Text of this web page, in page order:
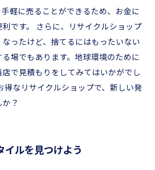
軽に売ることができるため、お金に
です。 さらに、リサイクルショップ
ったけど、捨てるにはもったいない
場でもあります。地球環境のために
で見積もりをしてみてはいかがでし
得なリサイクルショップで、新しい発
？
イルを見つけよう